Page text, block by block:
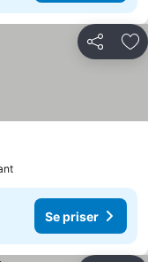
Dela
Se priser